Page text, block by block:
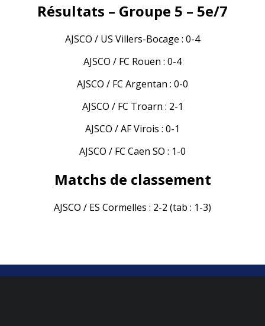
Résultats – Groupe 5 – 5e/7
AJSCO / US Villers-Bocage : 0-4
AJSCO / FC Rouen : 0-4
AJSCO / FC Argentan : 0-0
AJSCO / FC Troarn : 2-1
AJSCO / AF Virois : 0-1
AJSCO / FC Caen SO : 1-0
Matchs de classement
AJSCO / ES Cormelles : 2-2 (tab : 1-3)